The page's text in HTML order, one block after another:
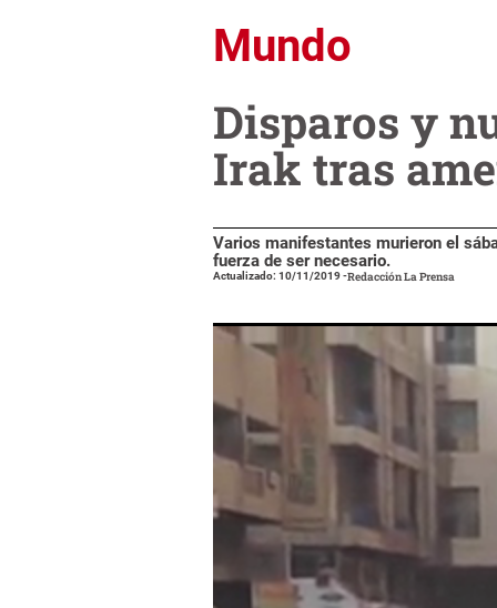
Mundo
Disparos y
Irak tras
Varios manifestantes murieron el
fuerza de ser necesario.
Actualizado: 10/11/2019-Redacción La Prensa